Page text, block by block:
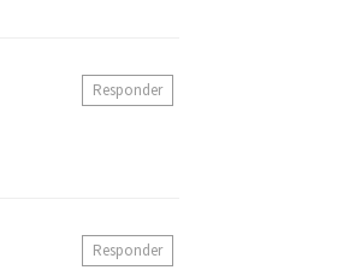
Responder
Responder